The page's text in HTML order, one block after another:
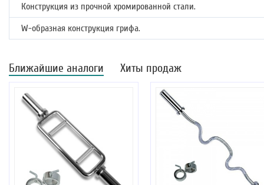
Конструкция из прочной хромированной стали.
W-образная конструкция грифа.
Ближайшие аналоги Хиты продаж